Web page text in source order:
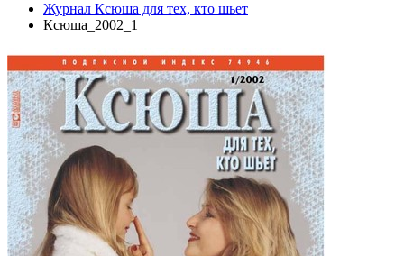
Журнал Ксюша для тех, кто шьет
Ксюша_2002_1